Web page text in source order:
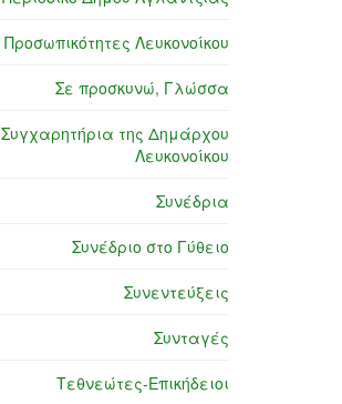
Προσωπικότητες Λευκονοίκου
Σε προσκυνώ, Γλώσσα
Συγχαρητήρια της Δημάρχου
Λευκονοίκου
Συνέδρια
Συνέδριο στο Γύθειο
Συνεντεύξεις
Συνταγές
Τεθνεώτες-Επικήδειοι